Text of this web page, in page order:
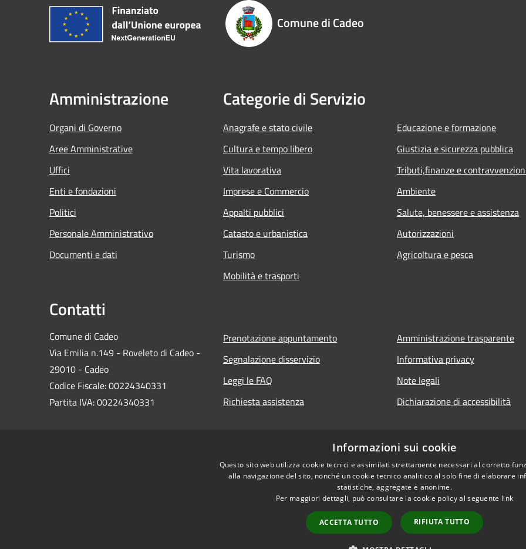
Comune di Cadeo
Amministrazione
Organi di Governo
Aree Amministrative
Uffici
Enti e fondazioni
Politici
Personale Amministrativo
Documenti e dati
Categorie di Servizio
Anagrafe e stato civile
Cultura e tempo libero
Vita lavorativa
Imprese e Commercio
Appalti pubblici
Catasto e urbanistica
Turismo
Mobilità e trasporti
Educazione e formazione
Giustizia e sicurezza pubblica
Tributi,finanze e
Ambiente
Salute, benessere e assistenza
Autorizzazioni
Agricoltura e pesca
Contatti
Comune di Cadeo
Via Emilia n.149 - Roveleto di Cadeo -
29010 - Cadeo
Codice Fiscale: 00224340331
Partita IVA: 00224340331
Prenotazione appuntamento
Segnalazione disservizio
Leggi le FAQ
Richiesta assistenza
Amministrazione trasparente
Informativa privacy
Note legali
Dichiarazione di accessibilità
Informazioni sui cookie
Questo sito web utilizza cookie tecnici e assimilati strettamente necessari al corretto
alla navigazione del sito, nonché un cookie tecnico analitico al solo fine di elaborare
statistiche, aggregate e anonime.
Per maggiori dettagli, può consultare la cookie policy al seguente link
ACCETTA TUTTO RIFIUTA TUTTO